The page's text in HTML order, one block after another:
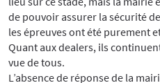
de pouvoir assurer la sécurité
les épreuves ont été purement
Quant aux dealers, ils
vue de tous.
L’absence de réponse de la